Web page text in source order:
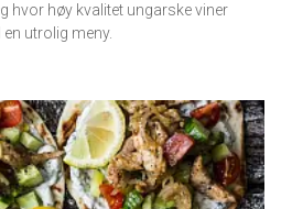
hvor høy kvalitet ungarske viner
utrolig meny.